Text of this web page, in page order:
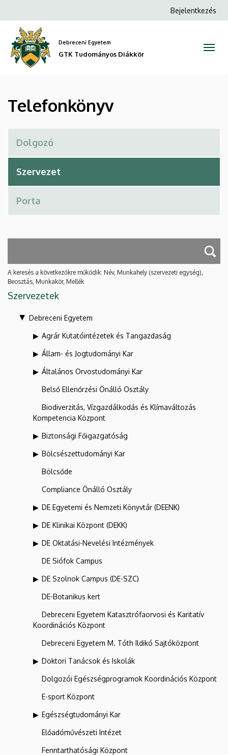
GTK
Tudományos
Diákkör
a
tartalomra
Anonim
Bejelentkezés
Debreceni Egyetem
GTK Tudományos Diákkör
Telefonkönyv
A keresés a következőkre működik: Név, Munkahely (szervezeti egység),
Beosztás, Munkakör, Mellék
Szervezetek
Debreceni Egyetem
Agrár Kutatóintézetek és Tangazdaság
Állam- és Jogtudományi Kar
Általános Orvostudományi Kar
Belső Ellenőrzési Önálló Osztály
Biodiverzitás, Vízgazdálkodás és Klímaváltozás
Kompetencia Központ
Biztonsági Főigazgatóság
Bölcsészettudományi Kar
Bölcsőde
Compliance Önálló Osztály
DE Egyetemi és Nemzeti Könyvtár (DEENK)
DE Klinikai Központ (DEKK)
DE Oktatási-Nevelési Intézmények
DE Siófok Campus
DE Szolnok Campus (DE-SZC)
DE-Botanikus kert
Debreceni Egyetem Katasztrófaorvosi és Karitatív
Koordinációs Központ
Debreceni Egyetem M. Tóth Ildikó Sajtóközpont
Doktori Tanácsok és Iskolák
Dolgozói Egészségprogramok Koordinációs Központ
E-sport Központ
Egészségtudományi Kar
Előadóművészeti Intézet
Fenntarthatósági Központ